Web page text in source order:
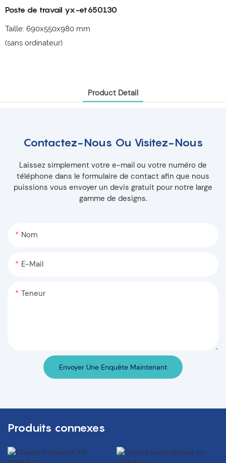
Poste de travail yx-et650130
Taille: 690x550x980 mm
(sans ordinateur)
Product Detail
Contactez-Nous Ou Visitez-Nous
Laissez simplement votre e-mail ou votre numéro de
téléphone dans le formulaire de contact afin que nous
puissions vous envoyer un devis gratuit pour notre large
gamme de designs.
Nom
E-Mail
Teneur
Envoyer Une Enquête Maintenant
Produits connexes